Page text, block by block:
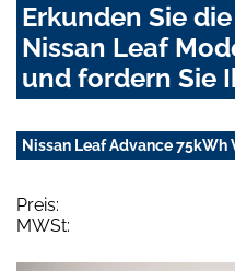
Erkunden Sie
Nissan Leaf
und fordern Sie
Nissan Leaf Advance 75kWh
Preis:
MWSt: